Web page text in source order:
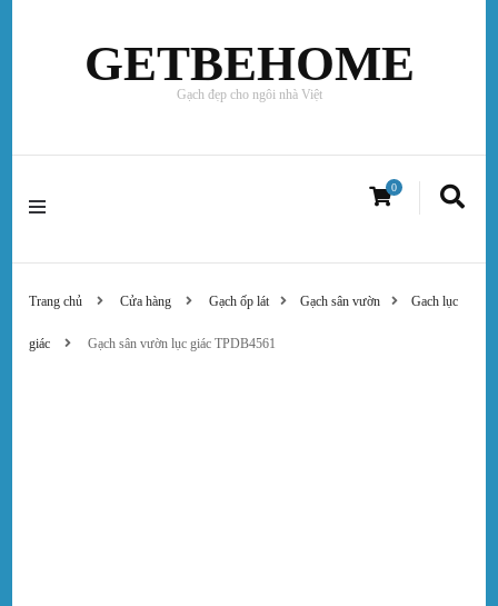
GETBEHOME
Gạch đẹp cho ngôi nhà Việt
0
Trang chủ Cửa hàng Gạch ốp lát Gạch sân vườn Gach lục
giác Gạch sân vườn lục giác TPDB4561